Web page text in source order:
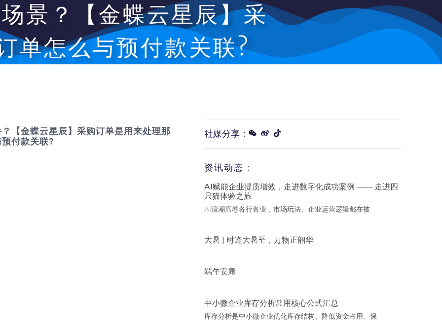
景？【金蝶云星辰】采
单怎么与预付款关联?
【金蝶云星辰】采购订单是用来处理那
付款关联?
社媒分享：
资讯动态：
AI赋能企业提质增效，走进数字化成功案例 —— 走进四
只猫体验之旅
AI浪潮席卷各行各业，市场玩法、企业运营逻辑都在被
大暑 | 时逢大暑至，万物正韶华
端午安康
中小微企业库存分析常用核心公式汇总
库存分析是中小微企业优化库存结构、降低资金占用、保